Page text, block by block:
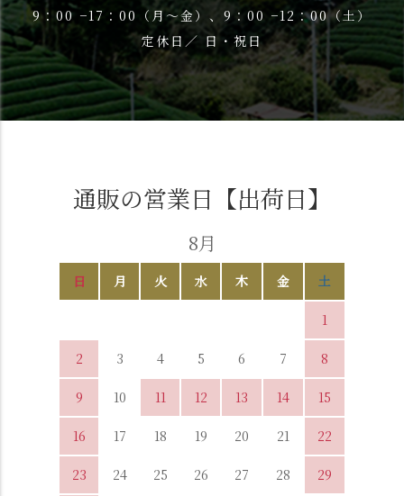
9：00 −17：00（月〜金）、9：00 −12：00（土）
定休日／ 日・祝日
通販の営業日【出荷日】
8月
日 月 火 水 木 金 土
1
2 3 4 5 6 7 8
9 10 11 12 13 14 15
16 17 18 19 20 21 22
23 24 25 26 27 28 29